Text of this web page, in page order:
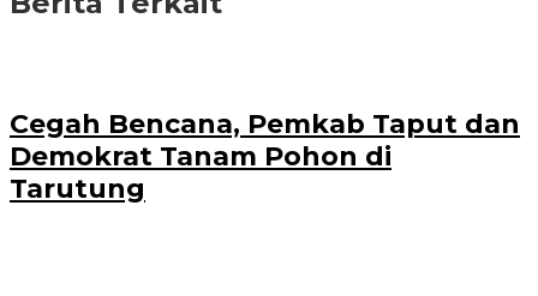
Cegah Bencana, Pemkab Taput dan
Demokrat Tanam Pohon di
Tarutung